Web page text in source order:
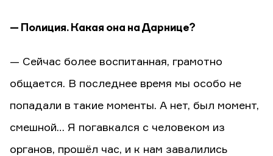
— Полиция. Какая она на Дарнице?
— Сейчас более воспитанная, грамотно
общается. В последнее время мы особо не
попадали в такие моменты. А нет, был момент,
смешной… Я погавкался с человеком из
органов, прошёл час, и к нам завалились